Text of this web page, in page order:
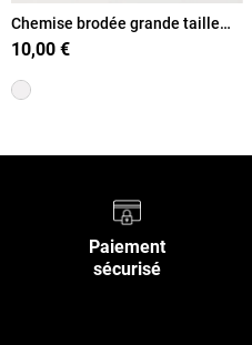
Chemise brodée grande taille
femme
10,00 €
Paiement
sécurisé